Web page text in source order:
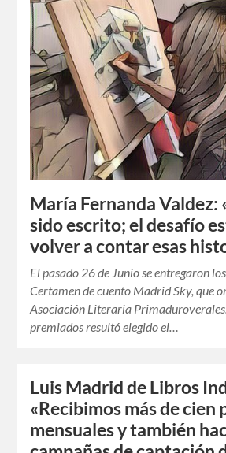
María Fernanda Valdez:
sido escrito; el desafío
volver a contar esas
El pasado 26 de Junio se entregaron
Certamen de cuento Madrid Sky, que
Asociación Literaria
premiados resultó elegido el…
Luis Madrid de Libros
«Recibimos más de cien
mensuales y también